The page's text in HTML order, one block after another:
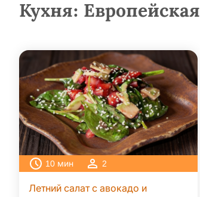
Кухня: Европейская
10 мин 2
Летний салат с авокадо и